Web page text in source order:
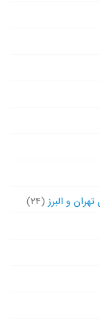
و البرز(۲۴)